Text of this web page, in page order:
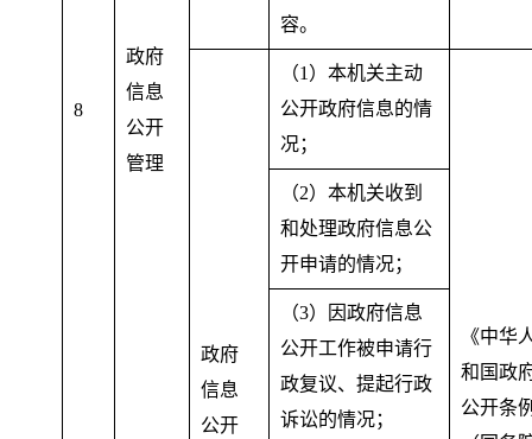
8
政府
信息
公开
管理
容。
政府
信息
公开
（1）本机关主动
公开政府信息的情
况；
《中华
和国政
公开条
（2）本机关收到
和处理政府信息公
开申请的情况；
（3）因政府信息
公开工作被申请行
政复议、提起行政
诉讼的情况；